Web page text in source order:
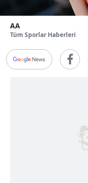
AA
Tüm Sporlar Haberleri